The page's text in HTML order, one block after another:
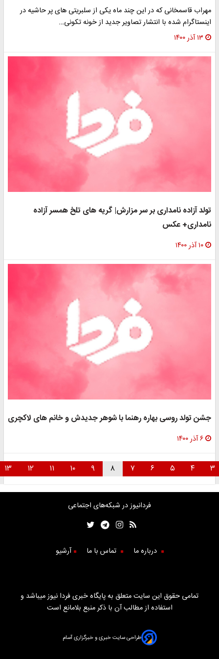
مهراب قاسمخانی که در این چند ماه یکی از سلبریتی های پر حاشیه در
اینستاگرام شده با انتشار تصاویر جدید از خونه تکونی…
۱۳ آذر ۱۴۰۰
تولد آزاده نامداری بر سر مزارش| گریه های تلخ همسر آزاده
نامداری+ عکس
۱۰ آذر ۱۴۰۰
جشن تولد روسی بهاره رهنما با شوهر جدیدش و خانم های لاکچری
۶ آذر ۱۴۰۰
۳ ۴ ۵ ۶ ۷ ۸ ۹ ۱۰ ۱۱ ۱۲ ۱۳
فردانیوز در شبکه‌های اجتماعی
درباره ما تماس با ما آرشیو
تمامی حقوق این سایت متعلق به پایگاه خبری فردا نیوز میباشد و
استفاده از مطالب آن با ذکر منبع بلامانع است
طراحی سایت خبری و خبرگزاری آسام